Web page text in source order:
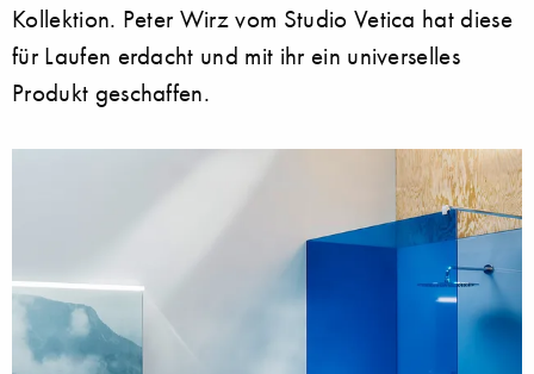
Kollektion. Peter Wirz vom Studio Vetica hat diese
für Laufen erdacht und mit ihr ein universelles
Produkt geschaffen.